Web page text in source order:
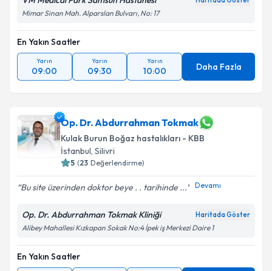
Mimar Sinan Mah. Alparslan Bulvarı, No: 17
En Yakın Saatler
Yarın
09:00
Yarın
09:30
Yarın
10:00 Daha Fazla
Op. Dr. Abdurrahman Tokmak
Kulak Burun Boğaz hastalıkları - KBB
İstanbul, Silivri
5 (23 Değerlendirme)
Bu site üzerinden doktor beye . . tarihinde ... Devamı
Op. Dr. Abdurrahman Tokmak Kliniği Haritada Göster
Alibey Mahallesi Kızkapan Sokak No:4 İpek iş Merkezi Daire 1
En Yakın Saatler